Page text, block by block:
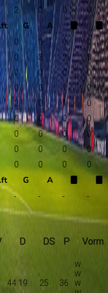
2 0 0 0
G A
0 0 0
0
0 3 2
0
0 0 0
0
0 0 1
0
2 0 1
0
0 0 0
0
0 0 0
0
0 0 0
0
0 0 0 0
G A
- - - -
D DS P Vorm
44:19 25 36